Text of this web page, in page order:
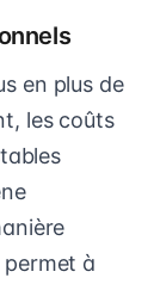
en plus de
les coûts
à